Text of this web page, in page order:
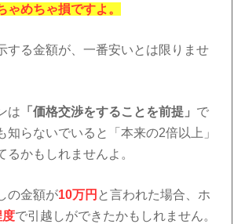
ゃめちゃ損ですよ。
する金額が、一番安いとは限りませ
は 「価格交渉をすることを前提」 で
知らないでいると「本来の2倍以上」
るかもしれませんよ。
の金額が10万円 と言われた場合、ホ
度で引越しができたかもしれません。